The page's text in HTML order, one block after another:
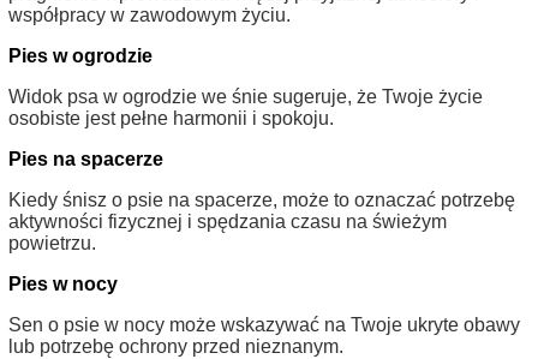
współpracy w zawodowym życiu.
Pies w ogrodzie
Widok psa w ogrodzie we śnie sugeruje, że Twoje życie
osobiste jest pełne harmonii i spokoju.
Pies na spacerze
Kiedy śnisz o psie na spacerze, może to oznaczać potrzebę
aktywności fizycznej i spędzania czasu na świeżym
powietrzu.
Pies w nocy
Sen o psie w nocy może wskazywać na Twoje ukryte obawy
lub potrzebę ochrony przed nieznanym.